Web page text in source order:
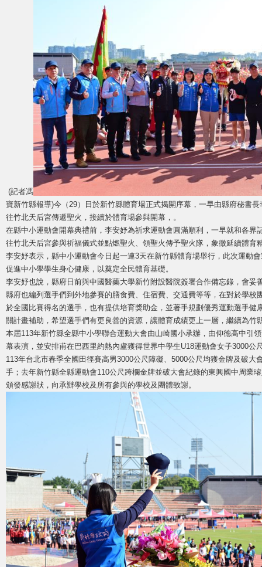
(記者馮
寶新竹縣報導)今（29）日於新竹縣體育場正式揭開序幕，一早由縣府秘書
往竹北天后宮傳遞聖火，接續於體育場參與開幕，。
在縣中小運動會開幕典禮前，李安妤為祈求運動會圓滿順利，一早就和各界
往竹北天后宮參與祈福儀式並點燃聖火、領聖火傳予聖火隊，象徵延續體育
李安妤表示，縣中小運動會今日起一連3天在新竹縣體育場舉行，此次運動
促進中小學學生身心健康，以奠定全民體育基礎。
李安妤也說，縣府日前與中國醫藥大學新竹附設醫院簽署合作備忘錄，會妥
縣府也編列選手們到外地參賽的膳食費、住宿費、交通費等等，在對於學校
於全國比賽得名的選手，也有提供培育獎助金，並著手規劃優秀運動選手健
關計畫補助，希望選手們有更良善的資源，讓體育成績更上一層，繼續為竹
本屆113年新竹縣全縣中小學聯合運動大會由山崎國小承辦，由仰德高中引
幕表演，並安排甫在巴西里約熱內盧獲得世界中學生U18運動會女子3000公
113年台北市春季全國田徑賽高男3000公尺障礙、5000公尺均獲金牌及破大
手；去年新竹縣全縣運動會110公尺跨欄金牌並破大會紀錄的東興國中周業
頒發感謝狀，向承辦學校及所有參與的學校及團體致謝。